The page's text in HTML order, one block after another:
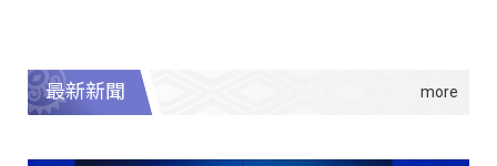
最新新聞